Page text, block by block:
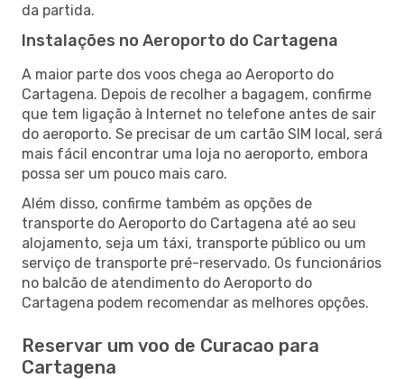
da partida.
Instalações no Aeroporto do Cartagena
A maior parte dos voos chega ao Aeroporto do
Cartagena. Depois de recolher a bagagem, confirme
que tem ligação à Internet no telefone antes de sair
do aeroporto. Se precisar de um cartão SIM local, será
mais fácil encontrar uma loja no aeroporto, embora
possa ser um pouco mais caro.
Além disso, confirme também as opções de
transporte do Aeroporto do Cartagena até ao seu
alojamento, seja um táxi, transporte público ou um
serviço de transporte pré-reservado. Os funcionários
no balcão de atendimento do Aeroporto do
Cartagena podem recomendar as melhores opções.
Reservar um voo de Curacao para
Cartagena